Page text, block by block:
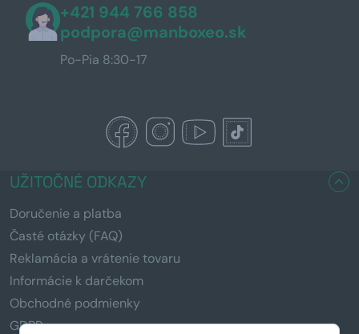
+421 944 766 858
podpora@manboxeo.sk
Po-Pia 8:30-17
UŽITOČNÉ ODKAZY
Doručenie a platba
Časté otázky (FAQ)
Reklamácia a vrátenie tovaru
Informácie k darčekom
Obchodné podmienky
GDPR